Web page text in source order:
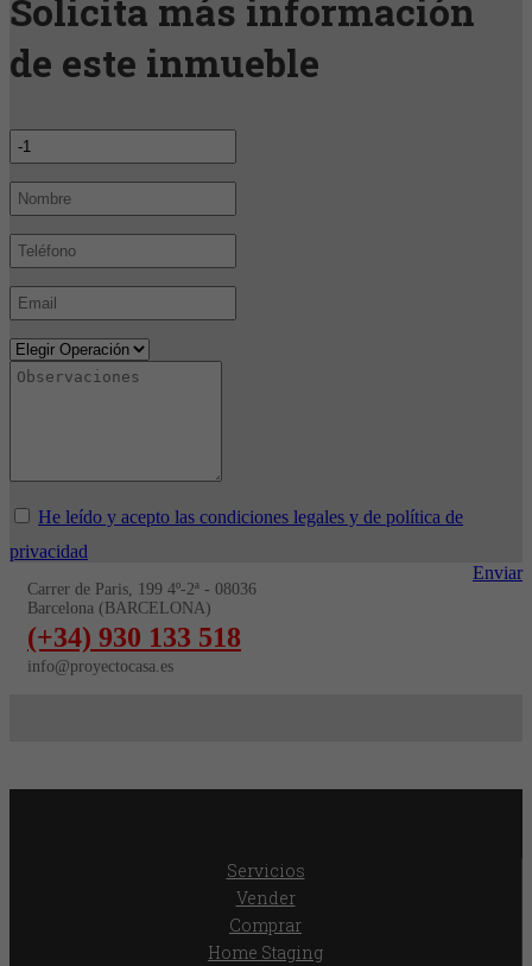
Solicita más información
de este inmueble
He leído y acepto las condiciones legales y de política de
privacidad
Enviar
Carrer de Paris, 199 4º-2ª - 08036
Barcelona (BARCELONA)
(+34) 930 133 518
info@proyectocasa.es
Servicios
Vender
Comprar
Home Staging